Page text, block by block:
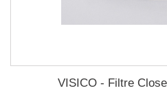
VISICO - Filtre